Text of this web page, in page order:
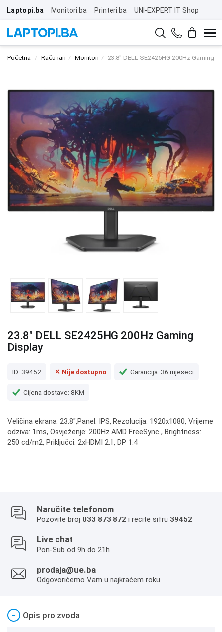
Laptopi.ba Monitori.ba Printeri.ba UNI-EXPERT IT Shop
Početna Računari Monitori 23.8" DELL SE2425HG 200Hz Gaming
23.8" DELL SE2425HG 200Hz Gaming
Display
ID: 39452 ✕ Nije dostupno Garancija: 36 mjeseci
Cijena dostave: 8KM
Veličina ekrana: 23.8",Panel: IPS, Rezolucija: 1920x1080, Vrijeme
odziva: 1ms, Osvježenje: 200Hz AMD FreeSync , Brightness:
250 cd/m2, Priključci: 2xHDMI 2.1, DP 1.4
Naručite telefonom
Pozovite broj 033 873 872 i recite šifru 39452
Live chat
Pon-Sub od 9h do 21h
prodaja@ue.ba
Odgovorićemo Vam u najkraćem roku
− Opis proizvoda